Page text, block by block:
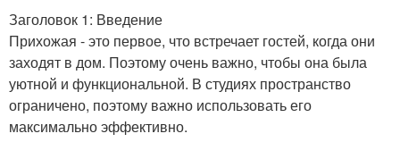
Заголовок 1: Введение
Прихожая - это первое, что встречает гостей, когда они
заходят в дом. Поэтому очень важно, чтобы она была
уютной и функциональной. В студиях пространство
ограничено, поэтому важно использовать его
максимально эффективно.